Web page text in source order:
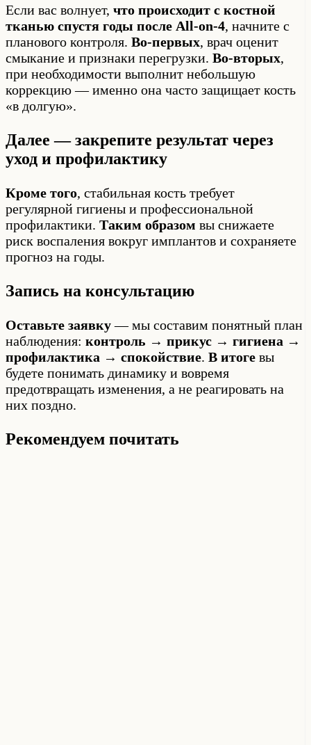
Если вас волнует, что происходит с костной
тканью спустя годы после All-on-4, начните с
планового контроля. Во-первых, врач оценит
смыкание и признаки перегрузки. Во-вторых,
при необходимости выполнит небольшую
коррекцию — именно она часто защищает кость
«в долгую».
Далее — закрепите результат через
уход и профилактику
Кроме того, стабильная кость требует
регулярной гигиены и профессиональной
профилактики. Таким образом вы снижаете
риск воспаления вокруг имплантов и сохраняете
прогноз на годы.
Запись на консультацию
Оставьте заявку— мы составим понятный план
наблюдения: контроль → прикус → гигиена →
профилактика → спокойствие. В итоге вы
будете понимать динамику и вовремя
предотвращать изменения, а не реагировать на
них поздно.
Рекомендуем почитать